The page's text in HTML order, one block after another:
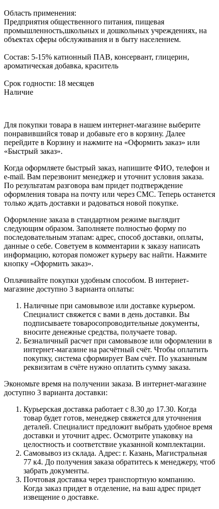
Область применения:
Предприятия общественного питания, пищевая
промышленность,школьных и дошкольных учреждениях, на
объектах сферы обслуживания и в быту населением.
Состав: 5-15% катионный ПАВ, консервант, глицерин,
ароматическая добавка, краситель
Срок годности: 18 месяцев
Наличие
Для покупки товара в нашем интернет-магазине выберите
понравившийся товар и добавьте его в корзину. Далее
перейдите в Корзину и нажмите на «Оформить заказ» или
«Быстрый заказ».
Когда оформляете быстрый заказ, напишите ФИО, телефон и
e-mail. Вам перезвонит менеджер и уточнит условия заказа.
По результатам разговора вам придет подтверждение
оформления товара на почту или через СМС. Теперь останется
только ждать доставки и радоваться новой покупке.
Оформление заказа в стандартном режиме выглядит
следующим образом. Заполняете полностью форму по
последовательным этапам: адрес, способ доставки, оплаты,
данные о себе. Советуем в комментарии к заказу написать
информацию, которая поможет курьеру вас найти. Нажмите
кнопку «Оформить заказ».
Оплачивайте покупки удобным способом. В интернет-
магазине доступно 3 варианта оплаты:
Наличные при самовывозе или доставке курьером.
Специалист свяжется с вами в день доставки. Вы
подписываете товаросопроводительные документы,
вносите денежные средства, получаете товар.
Безналичный расчет при самовывозе или оформлении в
интернет-магазине на расчётный счёт. Чтобы оплатить
покупку, система сформирует Вам счёт. По указанным
реквизитам в счёте нужно оплатить сумму заказа.
Экономьте время на получении заказа. В интернет-магазине
доступно 3 варианта доставки:
Курьерская доставка работает с 8.30 до 17.30. Когда
товар будет готов, менеджер свяжется для уточнения
деталей. Специалист предложит выбрать удобное время
доставки и уточнит адрес. Осмотрите упаковку на
целостность и соответствие указанной комплектации.
Самовывоз из склада. Адрес: г. Казань, Магистральная
77 к4. До получения заказа обратитесь к менеджеру, чтоб
забрать документы.
Почтовая доставка через транспортную компанию.
Когда заказ придет в отделение, на ваш адрес придет
извещение о доставке.